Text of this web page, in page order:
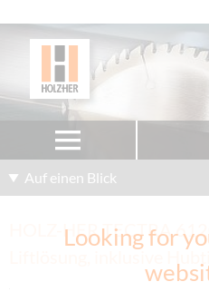
Looking for
Auf einen Blick
HOLZ-HER TECTRA
Liftlösung, inklusive